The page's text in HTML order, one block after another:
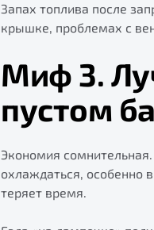
Запах топлива после
крышке, проблемах с
Миф 3.
пустом
Экономия
охлаждаться, особенно
теряет время.